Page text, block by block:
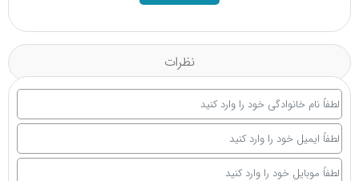
می‌کنیم. همچنین اگر به دنبال دستگاه فشارخون سخنگو
هستید، می‌توانید با اطمینان از اصالت و کیفیت کالا آن را از ما
تهیه کنید.
در بالای همین صفحه، لیست قیمت به‌روز انواع فشارسنج‌ها
قرار گرفته است تا بتوانید به راحتی قیمت دستگاه فشارخون
نظرات